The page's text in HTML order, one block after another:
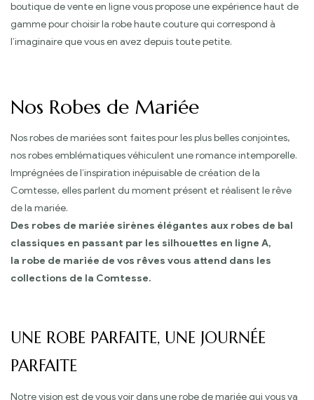
boutique de vente en ligne vous propose une expérience haut de
gamme pour choisir la robe haute couture qui correspond à
l’imaginaire que vous en avez depuis toute petite.
Nos Robes de Mariée
Nos robes de mariées sont faites pour les plus belles conjointes,
nos robes emblématiques véhiculent une romance intemporelle.
Imprégnées de l’inspiration inépuisable de création de la
Comtesse, elles parlent du moment présent et réalisent le rêve
de la mariée.
Des robes de mariée sirènes élégantes aux robes de bal
classiques en passant par les silhouettes en ligne A,
la robe de mariée de vos rêves vous attend dans les
collections de la Comtesse.
UNE ROBE PARFAITE, UNE JOURNÉE
PARFAITE
Notre vision est de vous voir dans une robe de mariée qui vous va